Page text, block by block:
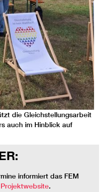
die Gleichstellungsarbeit
auch im Hinblick auf
informiert das FEM
Projektwebsite.